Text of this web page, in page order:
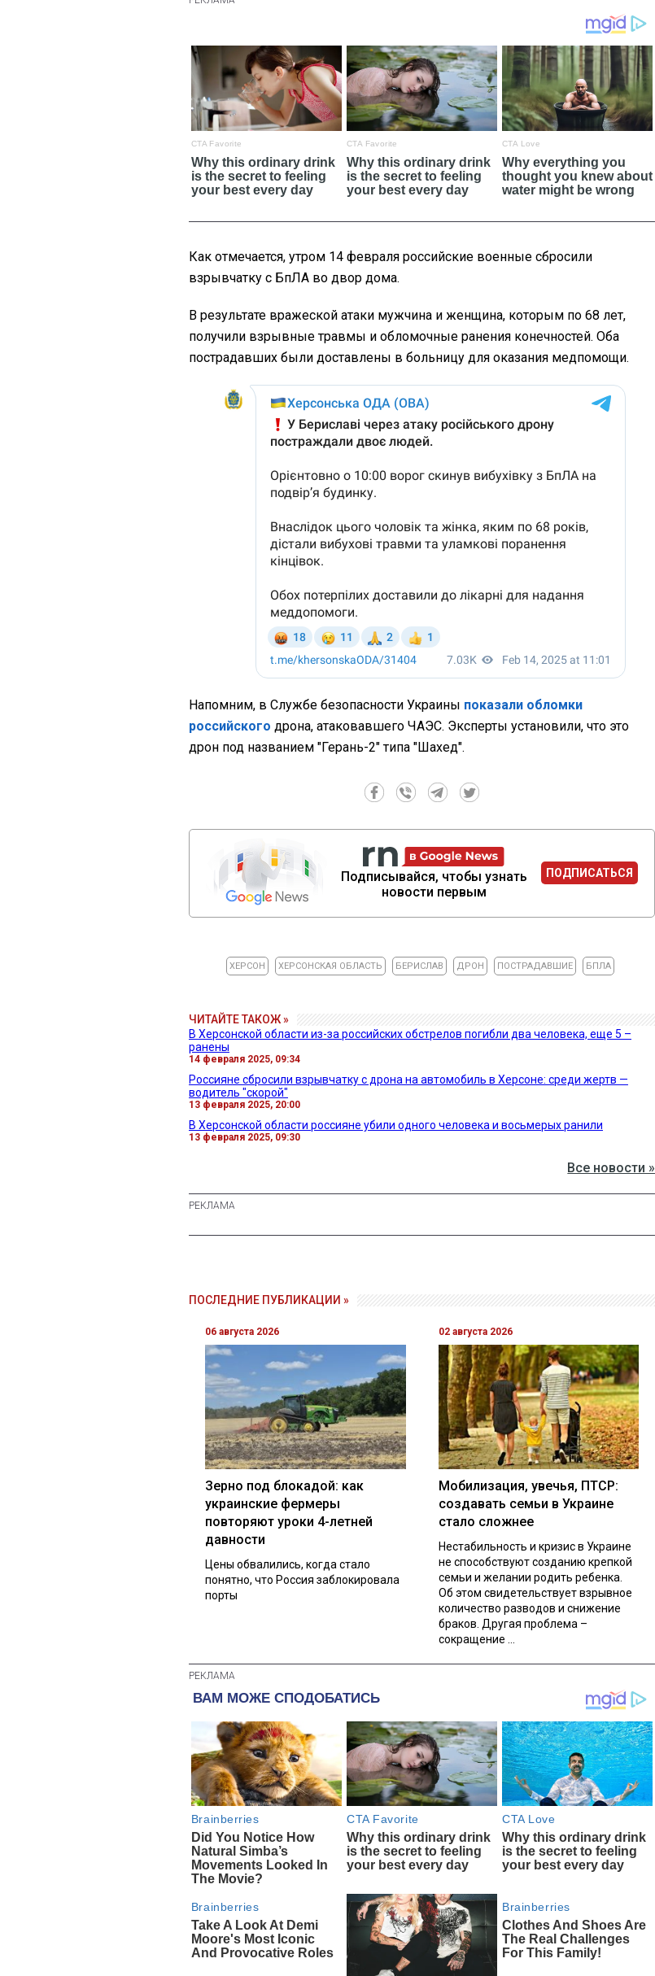
Как отмечается, утром 14 февраля российские военные сбросили
взрывчатку с БпЛА во двор дома.
В результате вражеской атаки мужчина и женщина, которым по 68 лет,
получили взрывные травмы и обломочные ранения конечностей. Оба
пострадавших были доставлены в больницу для оказания медпомощи.
Напомним, в Службе безопасности Украины показали обломки
российского дрона, атаковавшего ЧАЭС. Эксперты установили, что это
дрон под названием "Герань-2" типа "Шахед".
Подписывайся, чтобы узнать
новости первым
ПОДПИСАТЬСЯ
ХЕРСОН ХЕРСОНСКАЯ ОБЛАСТЬ БЕРИСЛАВ ДРОН ПОСТРАДАВШИЕ БПЛА
ЧИТАЙТЕ ТАКОЖ »
В Херсонской области из-за российских обстрелов погибли два человека, еще 5 –
ранены
14 февраля 2025, 09:34
Россияне сбросили взрывчатку с дрона на автомобиль в Херсоне: среди жертв —
водитель "скорой"
13 февраля 2025, 20:00
В Херсонской области россияне убили одного человека и восьмерых ранили
13 февраля 2025, 09:30
Все новости »
ПОСЛЕДНИЕ ПУБЛИКАЦИИ »
06 августа 2026
Зерно под блокадой: как
украинские фермеры
повторяют уроки 4-летней
давности
Цены обвалились, когда стало
понятно, что Россия заблокировала
порты
02 августа 2026
Мобилизация, увечья, ПТСР:
создавать семьи в Украине
стало сложнее
Нестабильность и кризис в Украине
не способствуют созданию крепкой
семьи и желании родить ребенка.
Об этом свидетельствует взрывное
количество разводов и снижение
браков. Другая проблема –
сокращение ...